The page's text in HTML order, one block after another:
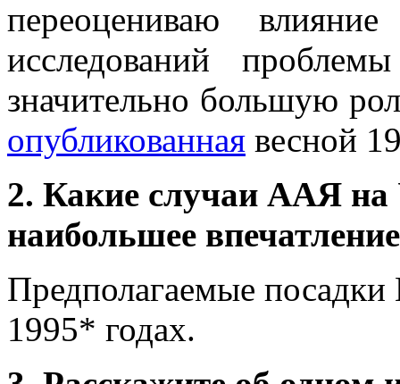
переоцениваю
исследований
значительно большую
опубликованная весной
2. Какие случаи ААЯ на
наибольшее
Предполагаемые
1995* годах.